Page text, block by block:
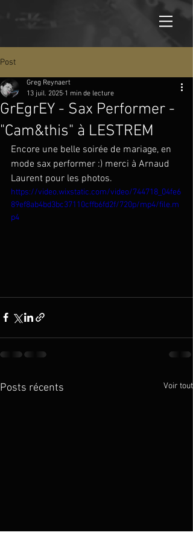
Post
GrEgrEY - Sax Performer -
"Cam&this" à LESTREM
Greg Reynaert
13 juil. 2025 1 min de lecture
Encore une belle soirée de mariage, en
mode sax performer :) merci à Arnaud
Laurent pour les photos.
https://video.wixstatic.com/video/744718_04fe6
89ef8ab4bd3bc37110cffb6fd2f/720p/mp4/file.m
p4
Posts récents Voir tout